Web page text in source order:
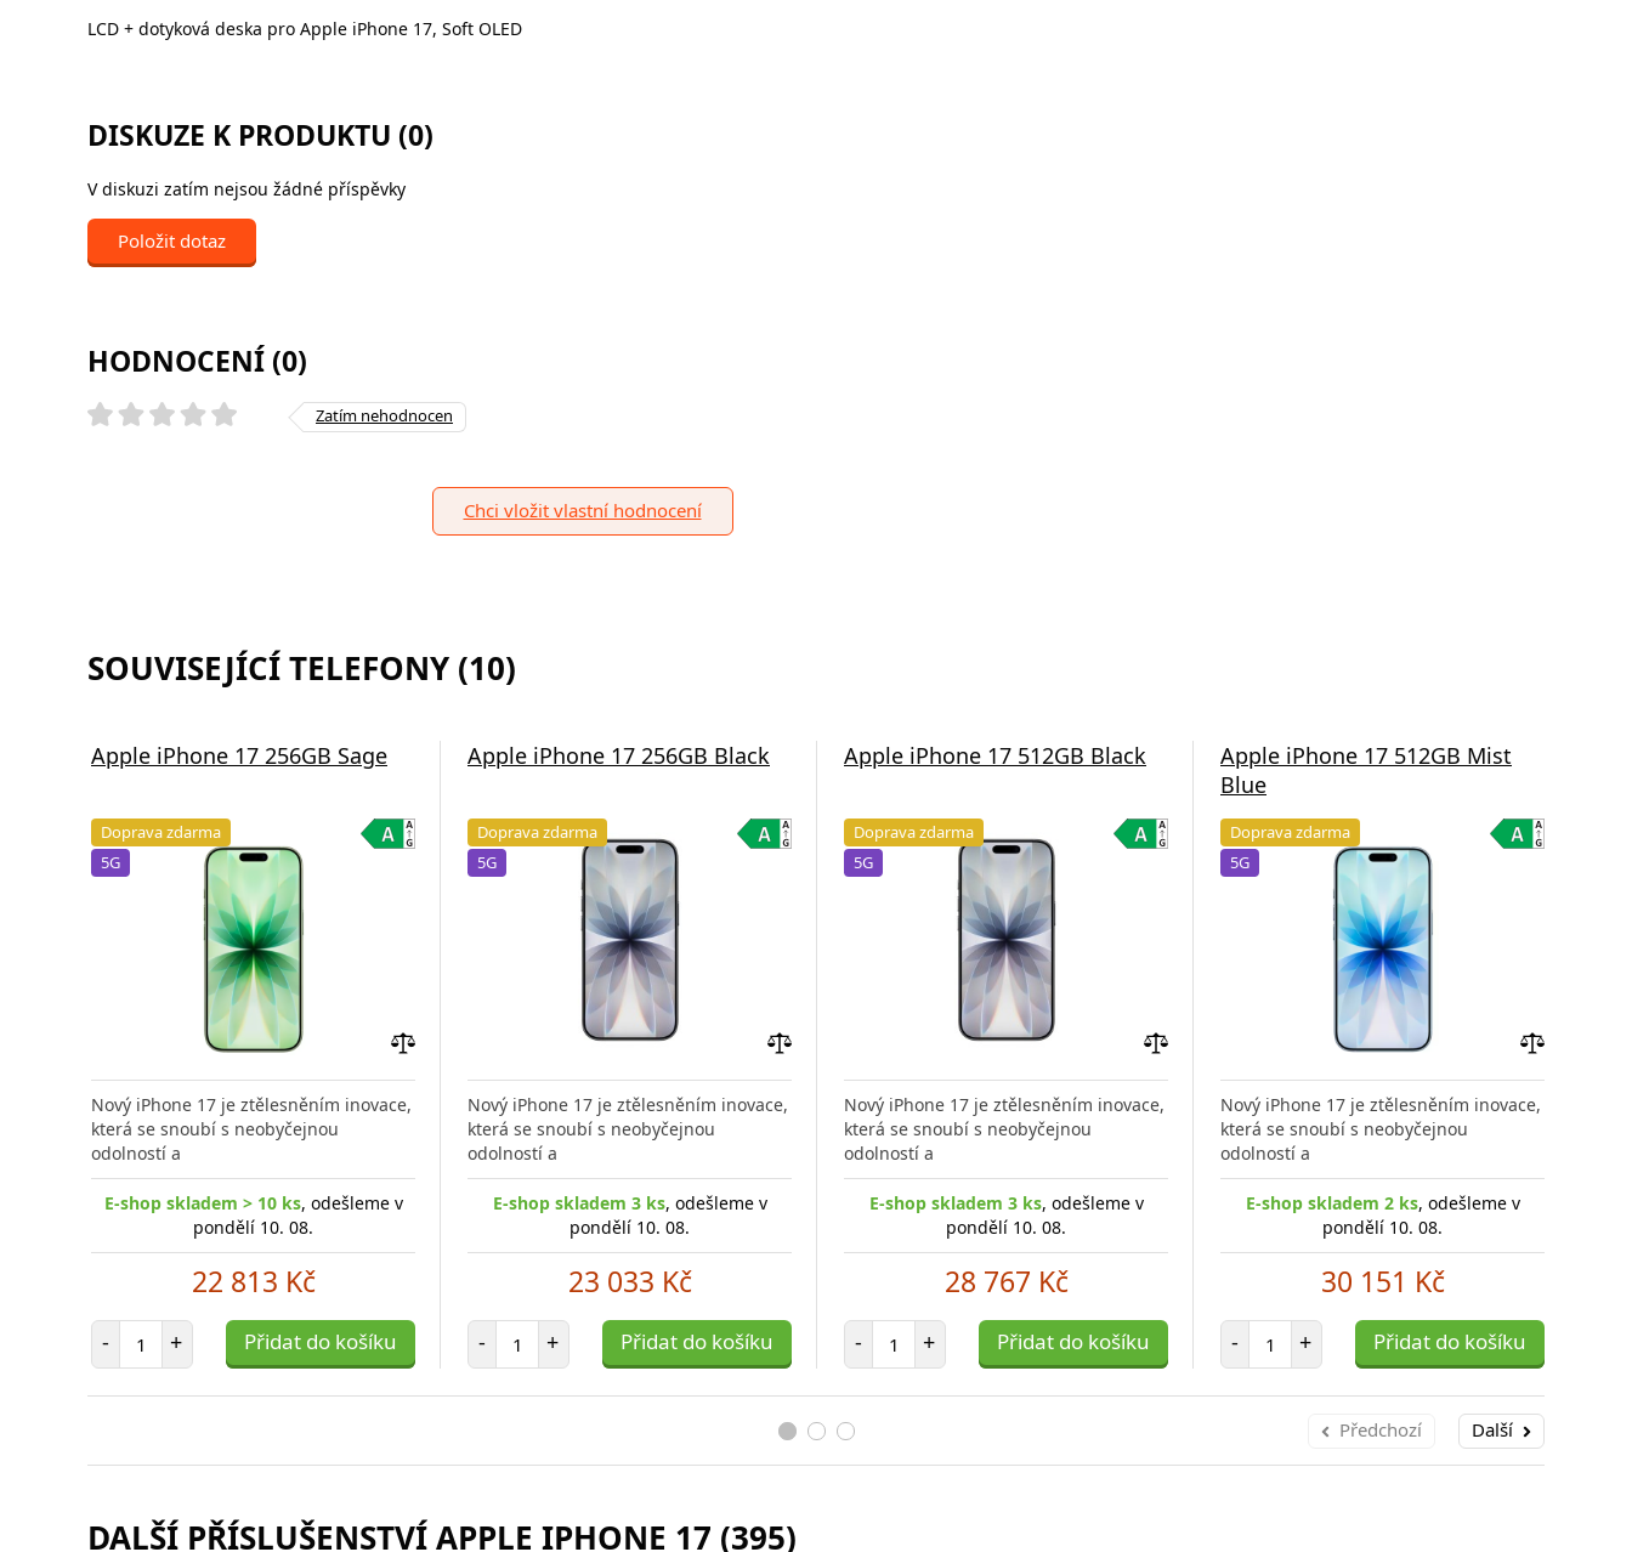
LCD + dotyková deska pro Apple iPhone 17, Soft OLED
DISKUZE K PRODUKTU (0)
V diskuzi zatím nejsou žádné příspěvky
Položit dotaz
HODNOCENÍ (0)
Zatím nehodnocen
Chci vložit vlastní hodnocení
SOUVISEJÍCÍ TELEFONY (10)
Apple iPhone 17 256GB Sage
Doprava zdarma
5G
porovnání
Nový iPhone 17 je ztělesněním inovace,
která se snoubí s neobyčejnou
odolností a
E-shop skladem > 10 ks, odešleme v
pondělí 10. 08.
22 813 Kč
- Počet položek
+ Přidat do košíku
Apple iPhone 17 256GB Black
Doprava zdarma
5G
porovnání
Nový iPhone 17 je ztělesněním inovace,
která se snoubí s neobyčejnou
odolností a
E-shop skladem 3 ks, odešleme v
pondělí 10. 08.
23 033 Kč
- Počet položek
+ Přidat do košíku
Apple iPhone 17 512GB Black
Doprava zdarma
5G
porovnání
Nový iPhone 17 je ztělesněním inovace,
která se snoubí s neobyčejnou
odolností a
E-shop skladem 3 ks, odešleme v
pondělí 10. 08.
28 767 Kč
- Počet položek
+ Přidat do košíku
Apple iPhone 17 512GB Mist
Blue
Doprava zdarma
5G
porovnání
Nový iPhone 17 je ztělesněním inovace,
která se snoubí s neobyčejnou
odolností a
E-shop skladem 2 ks, odešleme v
pondělí 10. 08.
30 151 Kč
- Počet položek
+ Přidat do košíku
Předchozí Další
DALŠÍ PŘÍSLUŠENSTVÍ APPLE IPHONE 17 (395)